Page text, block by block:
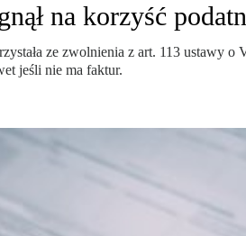
na korzyść
ze zwolnienia z art. 113 ustawy o
jeśli nie ma faktur.